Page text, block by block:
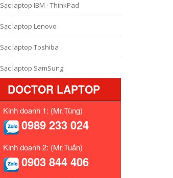
Sạc laptop IBM - ThinkPad
Sạc laptop Lenovo
Sạc laptop Toshiba
Sạc laptop SamSung
DOCTOR LAPTOP
Kinh doanh 1: (Mr.Tùng)
0989 233 024
Kinh doanh 2: (Mr.Tuấn)
0903 844 406